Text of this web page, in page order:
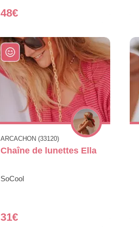
48€
ARCACHON (33120)
Chaîne de lunettes Ella
SoCool
31€